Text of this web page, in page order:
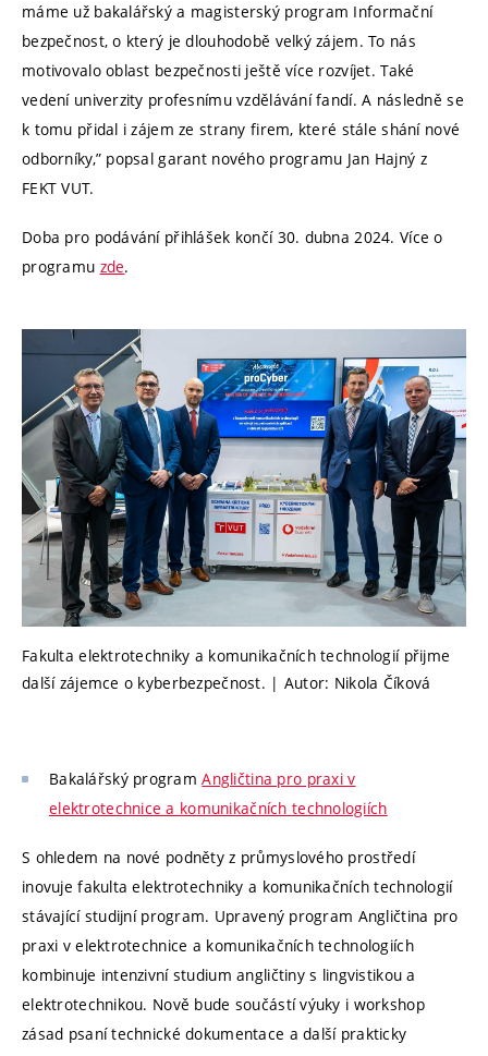
máme už bakalářský a magisterský program Informační
bezpečnost, o který je dlouhodobě velký zájem. To nás
motivovalo oblast bezpečnosti ještě více rozvíjet. Také
vedení univerzity profesnímu vzdělávání fandí. A následně se
k tomu přidal i zájem ze strany firem, které stále shání nové
odborníky,” popsal garant nového programu Jan Hajný z
FEKT VUT.
Doba pro podávání přihlášek končí 30. dubna 2024. Více o
programu zde.
Fakulta elektrotechniky a komunikačních technologií přijme
další zájemce o kyberbezpečnost. | Autor: Nikola Číková
Bakalářský programAngličtina pro praxi v
elektrotechnice a komunikačních technologiích
S ohledem na nové podněty z průmyslového prostředí
inovuje fakulta elektrotechniky a komunikačních technologií
stávající studijní program. Upravený program Angličtina pro
praxi v elektrotechnice a komunikačních technologiích
kombinuje intenzivní studium angličtiny s lingvistikou a
elektrotechnikou. Nově bude součástí výuky i workshop
zásad psaní technické dokumentace a další prakticky